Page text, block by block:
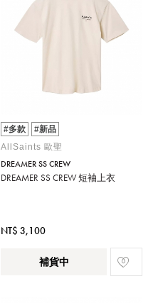
#多款
#新品
AllSaints 歐聖
DREAMER SS CREW
DREAMER SS CREW 短袖上衣
NT$ 3,100
補貨中